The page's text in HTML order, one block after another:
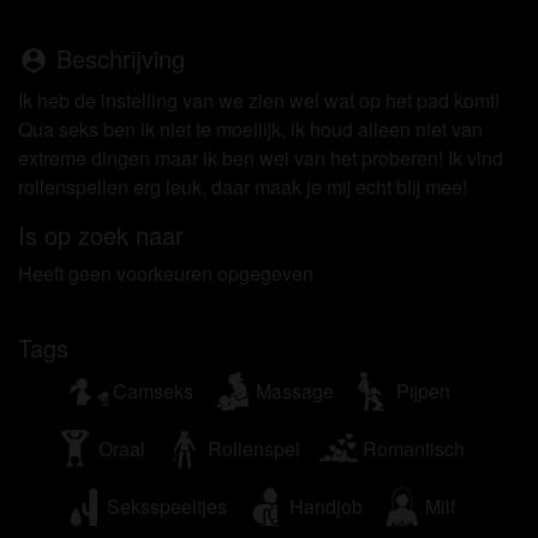
fantasieprofielen die zijn gemaakt en beheerd
worden door de website die met mij kunnen
communiceren voor promotionele en andere
doeleinden.
Ik begrijp dat personen die op foto's op de website
echte leden zijn van priveadressen.eu en dat
bepaalde gegevens alleen ter illustratie worden
website op geen enkele andere manier de juistheid
van verklaringen van haar leden te verifiëren.
person_pin Beschrijving
Ik heb de instelling van we zien wel wat op het pad komt!
Qua seks ben ik niet te moeilijk, ik houd alleen niet van
extreme dingen maar ik ben wel van het proberen! Ik vind
rollenspellen erg leuk, daar maak je mij echt blij mee!
Is op zoek naar
Heeft geen voorkeuren opgegeven
Tags
Camseks Massage Pijpen
Oraal Rollenspel Romantisch
Seksspeeltjes Handjob Milf